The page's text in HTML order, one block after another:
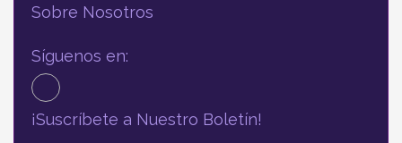
Sobre Nosotros
Síguenos en:
¡Suscríbete a Nuestro Boletín!